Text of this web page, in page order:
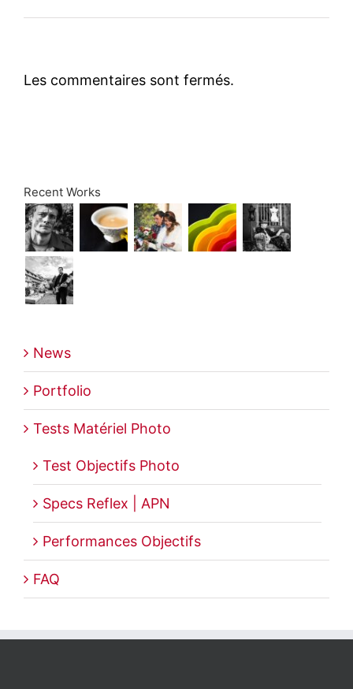
Les commentaires sont fermés.
Recent Works
News
Portfolio
Tests Matériel Photo
Test Objectifs Photo
Specs Reflex | APN
Performances Objectifs
FAQ